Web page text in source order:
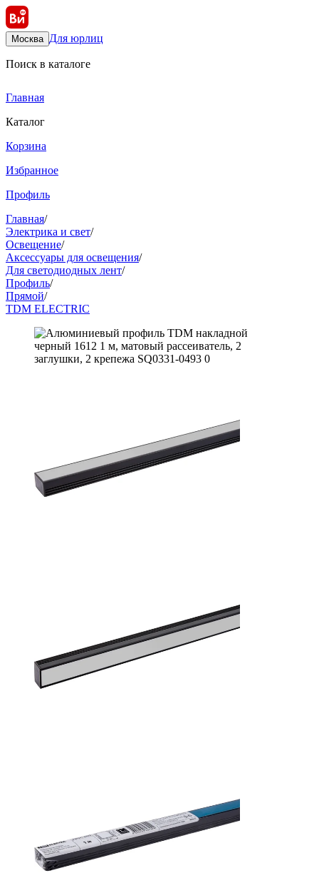
Москва Для юрлиц
Поиск в каталоге
Главная
Каталог
Корзина
Избранное
Профиль
Главная/
Электрика и свет/
Освещение/
Аксессуары для освещения/
Для светодиодных лент/
Профиль/
Прямой/
TDM ELECTRIC